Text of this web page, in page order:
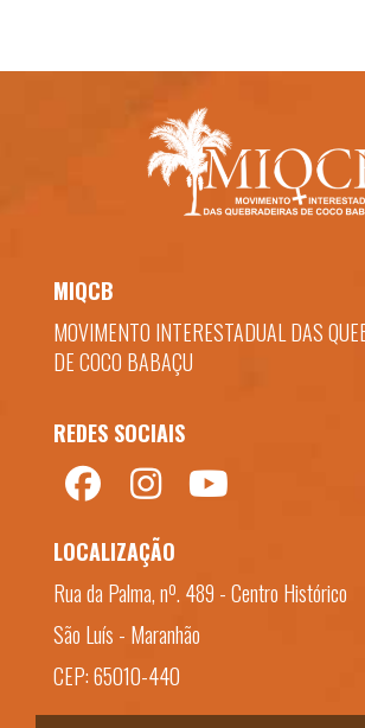
MIQCB
MOVIMENTO INTERESTADUAL DAS
DE COCO BABAÇU
REDES SOCIAIS
LOCALIZAÇÃO
Rua da Palma, nº. 489 - Centro Histórico
São Luís - Maranhão
CEP: 65010-440